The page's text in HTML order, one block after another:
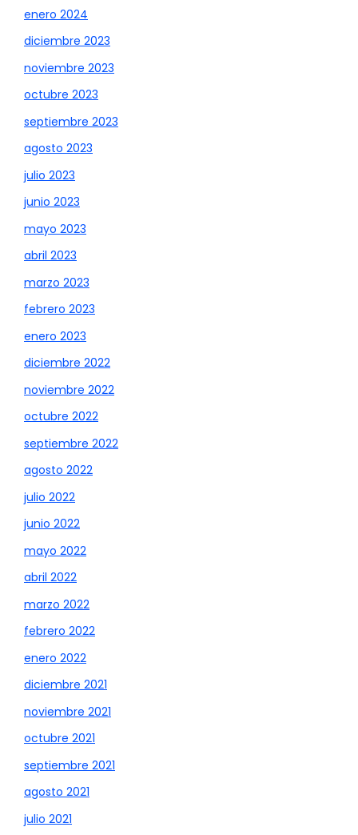
enero 2024
diciembre 2023
noviembre 2023
octubre 2023
septiembre 2023
agosto 2023
julio 2023
junio 2023
mayo 2023
abril 2023
marzo 2023
febrero 2023
enero 2023
diciembre 2022
noviembre 2022
octubre 2022
septiembre 2022
agosto 2022
julio 2022
junio 2022
mayo 2022
abril 2022
marzo 2022
febrero 2022
enero 2022
diciembre 2021
noviembre 2021
octubre 2021
septiembre 2021
agosto 2021
julio 2021